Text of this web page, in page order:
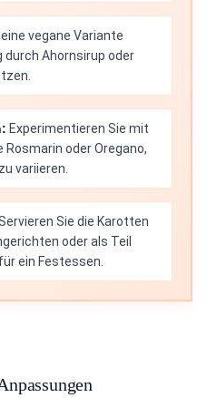
eine vegane Variante
durch Ahornsirup oder
Experimentieren Sie mit
Rosmarin oder Oregano,
variieren.
Sie die Karotten
oder als Teil
ein Festessen.